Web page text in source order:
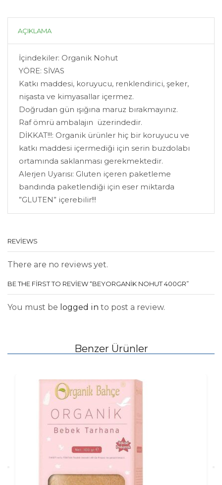
AÇIKLAMA
İçindekiler: Organik Nohut
YÖRE: SİVAS
Katkı maddesi, koruyucu, renklendirici, şeker,
nişasta ve kimyasallar içermez.
Doğrudan gün ışığına maruz bırakmayınız.
Raf ömrü ambalajın üzerindedir.
DİKKAT!!!: Organik ürünler hiç bir koruyucu ve
katkı maddesi içermediği için serin buzdolabı
ortamında saklanması gerekmektedir.
Alerjen Uyarısı: Gluten içeren paketleme
bandında paketlendiği için eser miktarda
”GLUTEN” içerebilir!!!
REVIEWS
There are no reviews yet.
BE THE FIRST TO REVIEW “BEYORGANİK NOHUT 400GR”
You must be logged in to post a review.
Benzer Ürünler